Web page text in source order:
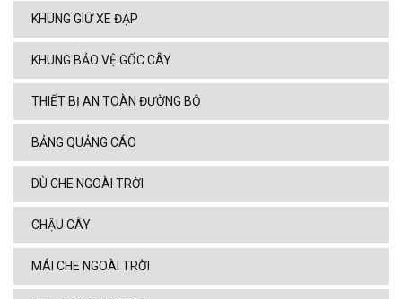
KHUNG GIỮ XE ĐẠP
KHUNG BẢO VỆ GỐC CÂY
THIẾT BỊ AN TOÀN ĐƯỜNG BỘ
BẢNG QUẢNG CÁO
DÙ CHE NGOÀI TRỜI
CHẬU CÂY
MÁI CHE NGOÀI TRỜI